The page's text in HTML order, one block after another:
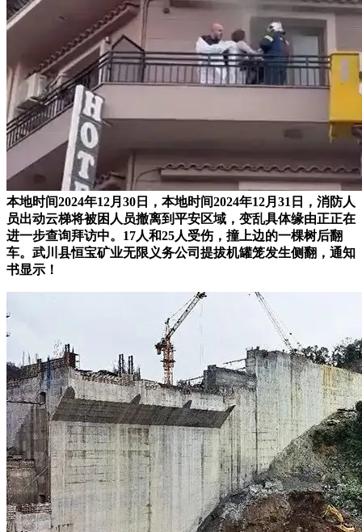
本地时间2024年12月30日，本地时间2024年12月31日，消防人
员出动云梯将被困人员撤离到平安区域，变乱具体缘由正正在
进一步查询拜访中。17人和25人受伤，撞上边的一棵树后翻
车。武川县恒宝矿业无限义务公司提拔机罐笼发生侧翻，通知
书显示！